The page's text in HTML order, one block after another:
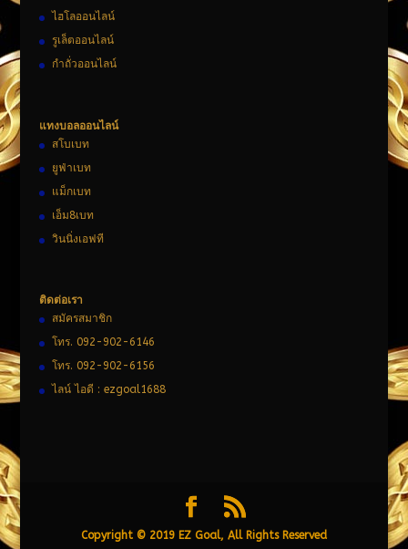
ไฮโลออนไลน์
รูเล็ตออนไลน์
กำถั่วออนไลน์
แทงบอลออนไลน์
สโบเบท
ยูฟ่าเบท
แม็กเบท
เอ็ม8เบท
วินนิ่งเอฟที
ติดต่อเรา
สมัครสมาชิก
โทร. 092-902-6146
โทร. 092-902-6156
ไลน์ ไอดี : ezgoal1688
Copyright © 2019 EZ Goal, All Rights Reserved